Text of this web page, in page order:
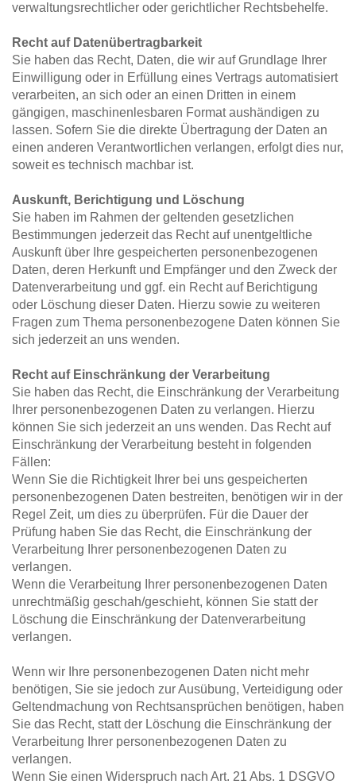
verwaltungsrechtlicher oder gerichtlicher Rechtsbehelfe.
Recht auf Daten­übertrag­barkeit
Sie haben das Recht, Daten, die wir auf Grundlage Ihrer
Einwilligung oder in Erfüllung eines Vertrags automatisiert
verarbeiten, an sich oder an einen Dritten in einem
gängigen, maschinenlesbaren Format aushändigen zu
lassen. Sofern Sie die direkte Übertragung der Daten an
einen anderen Verantwortlichen verlangen, erfolgt dies nur,
soweit es technisch machbar ist.
Auskunft, Berichtigung und Löschung
Sie haben im Rahmen der geltenden gesetzlichen
Bestimmungen jederzeit das Recht auf unentgeltliche
Auskunft über Ihre gespeicherten personenbezogenen
Daten, deren Herkunft und Empfänger und den Zweck der
Datenverarbeitung und ggf. ein Recht auf Berichtigung
oder Löschung dieser Daten. Hierzu sowie zu weiteren
Fragen zum Thema personenbezogene Daten können Sie
sich jederzeit an uns wenden.
Recht auf Einschränkung der Verarbeitung
Sie haben das Recht, die Einschränkung der Verarbeitung
Ihrer personenbezogenen Daten zu verlangen. Hierzu
können Sie sich jederzeit an uns wenden. Das Recht auf
Einschränkung der Verarbeitung besteht in folgenden
Fällen:
Wenn Sie die Richtigkeit Ihrer bei uns gespeicherten
personenbezogenen Daten bestreiten, benötigen wir in der
Regel Zeit, um dies zu überprüfen. Für die Dauer der
Prüfung haben Sie das Recht, die Einschränkung der
Verarbeitung Ihrer personenbezogenen Daten zu
verlangen.
Wenn die Verarbeitung Ihrer personenbezogenen Daten
unrechtmäßig geschah/geschieht, können Sie statt der
Löschung die Einschränkung der Datenverarbeitung
verlangen.
Wenn wir Ihre personenbezogenen Daten nicht mehr
benötigen, Sie sie jedoch zur Ausübung, Verteidigung oder
Geltendmachung von Rechtsansprüchen benötigen, haben
Sie das Recht, statt der Löschung die Einschränkung der
Verarbeitung Ihrer personenbezogenen Daten zu
verlangen.
Wenn Sie einen Widerspruch nach Art. 21 Abs. 1 DSGVO